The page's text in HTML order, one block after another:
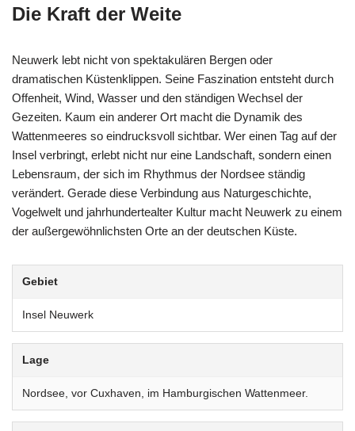
Die Kraft der Weite
Neuwerk lebt nicht von spektakulären Bergen oder
dramatischen Küstenklippen. Seine Faszination entsteht durch
Offenheit, Wind, Wasser und den ständigen Wechsel der
Gezeiten. Kaum ein anderer Ort macht die Dynamik des
Wattenmeeres so eindrucksvoll sichtbar. Wer einen Tag auf der
Insel verbringt, erlebt nicht nur eine Landschaft, sondern einen
Lebensraum, der sich im Rhythmus der Nordsee ständig
verändert. Gerade diese Verbindung aus Naturgeschichte,
Vogelwelt und jahrhundertealter Kultur macht Neuwerk zu einem
der außergewöhnlichsten Orte an der deutschen Küste.
Gebiet
Insel Neuwerk
Lage
Nordsee, vor Cuxhaven, im Hamburgischen Wattenmeer.